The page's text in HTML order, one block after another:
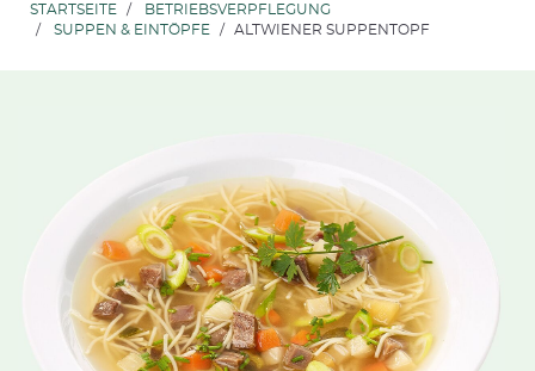
STARTSEITE
BETRIEBSVERPFLEGUNG
SUPPEN & EINTÖPFE
ALTWIENER SUPPENTOPF